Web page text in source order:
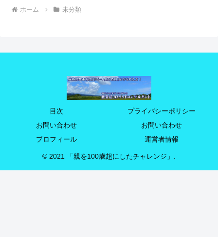
ホーム 未分類
目次
プライバシーポリシー
お問い合わせ
お問い合わせ
プロフィール
運営者情報
© 2021 「親を100歳超にしたチャレンジ」.